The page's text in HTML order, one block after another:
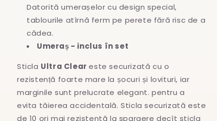
Datorită umerașelor cu design special,
tablourile atîrnă ferm pe perete fără risc de a
cădea.
Umeraș - inclus în set
Sticla Ultra Cleareste securizată cu o
rezistență foarte mare la șocuri și lovituri, iar
marginile sunt prelucrate elegant. pentru a
evita tăierea accidentală. Sticla securizată este
de 10 ori mai rezistentă la spargere decît sticla